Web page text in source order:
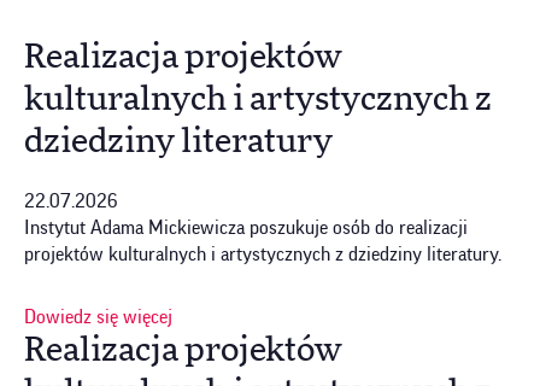
Realizacja projektów
kulturalnych i artystycznych z
dziedziny literatury
22.07.2026
Instytut Adama Mickiewicza poszukuje osób do realizacji
projektów kulturalnych i artystycznych z dziedziny literatury.
Dowiedz się więcej
Realizacja projektów